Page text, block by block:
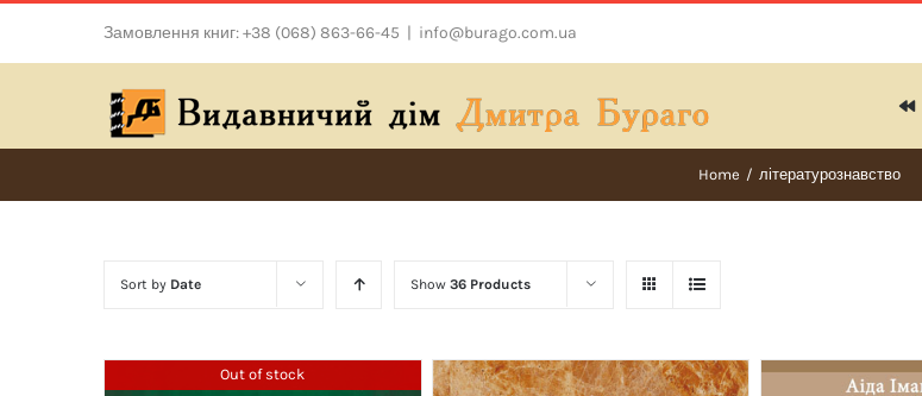
Замовлення книг: +38 (068) 863-66-45 | info@burago.com.ua
Home / літературознавство
Sort by Date Show 36 Products
Out of stock